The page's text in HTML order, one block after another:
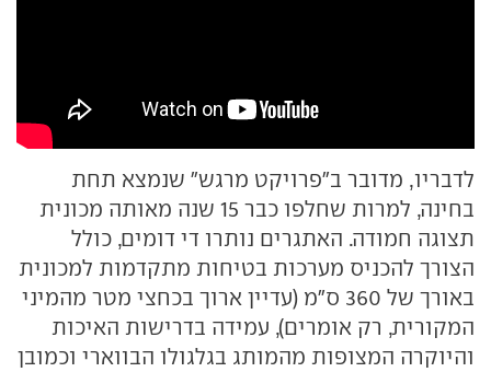
לדבריו, מדובר ב"פרויקט מרגש" שנמצא תחת
בחינה, למרות שחלפו כבר 15 שנה מאותה מכונית
תצוגה חמודה. האתגרים נותרו די דומים, כולל
הצורך להכניס מערכות בטיחות מתקדמות למכונית
באורך של 360 ס"מ (עדיין ארוך בכחצי מטר מהמיני
המקורית, רק אומרים), עמידה בדרישות האיכות
והיוקרה המצופות מהמותג בגלגולו הבווארי וכמובן